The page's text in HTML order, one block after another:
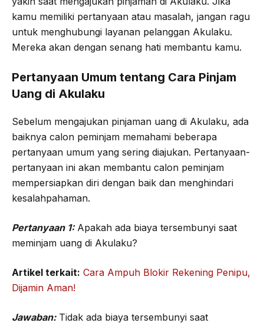
kamu memiliki pertanyaan atau masalah, jangan ragu
untuk menghubungi layanan pelanggan Akulaku.
Mereka akan dengan senang hati membantu kamu.
Pertanyaan Umum tentang Cara Pinjam
Uang di Akulaku
Sebelum mengajukan pinjaman uang di Akulaku, ada
baiknya calon peminjam memahami beberapa
pertanyaan umum yang sering diajukan. Pertanyaan-
pertanyaan ini akan membantu calon peminjam
mempersiapkan diri dengan baik dan menghindari
kesalahpahaman.
Pertanyaan 1:Apakah ada biaya tersembunyi saat
meminjam uang di Akulaku?
Artikel terkait: Cara Ampuh Blokir Rekening Penipu,
Dijamin Aman!
Jawaban:Tidak ada biaya tersembunyi saat